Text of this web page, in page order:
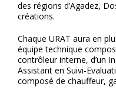
des régions d’Agadez,
créations.
Chaque URAT aura en
équipe technique
contrôleur interne, d’un
Assistant en Suivi-
composé de chauffeur,